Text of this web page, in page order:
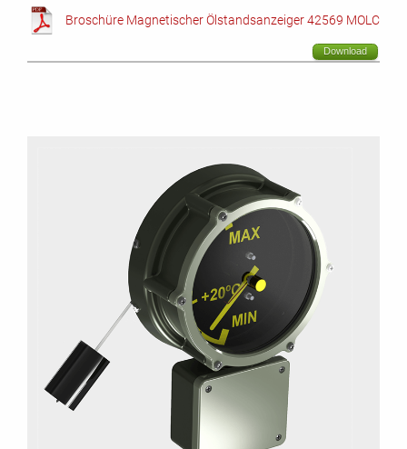
Broschüre Magnetischer Ölstandsanzeiger 42569 MOLC
Download